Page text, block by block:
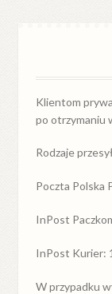
Klientom
po otrzymaniu
Rodzaje
Poczta Polska
InPost
InPost Kurier:
W przypadku